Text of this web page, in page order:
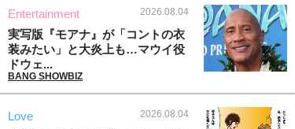
Entertainment 2026.08.04
実写版『モアナ』が「コントの衣
装みたい」と大炎上も…マウイ役
ドウェ...
BANG SHOWBIZ
Love 2026.08.04